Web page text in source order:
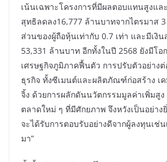
เน้นเฉพาะโครงการที่มีผลตอบแทนสูงแล
สุทธิลดลง16,777 ล้านบาทจากไตรมาส
ส่วนของผู้ถือหุ้นเท่ากับ 0.7 เท่า และมีเงิ
53,331 ล้านบาท อีกทั้งในปี 2568 ยังมีโอ
เศรษฐกิจภูมิภาคฟื้นตัว การปรับตัวอย่าง
ธุรกิจ ทั้งซีเมนต์และผลิตภัณฑ์ก่อสร้าง เ
จิ้ง ด้วยการผลักดันนวัตกรรมมูลค่าเพิ่มสู
ตลาดใหม่ ๆ ที่มีศักยภาพ จึงหวังเป็นอย่าง
จะได้รับการตอบรับอย่างดีจากผู้ลงทุนเช่
มา”